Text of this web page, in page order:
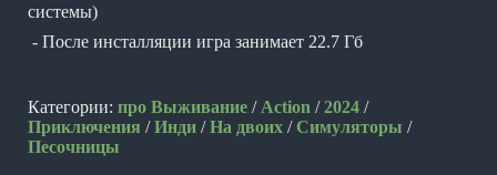
системы)
- После инсталляции игра занимает 22.7 Гб
Категории: про Выживание / Action /2024 /
Приключения /Инди /На двоих /Симуляторы /
Песочницы